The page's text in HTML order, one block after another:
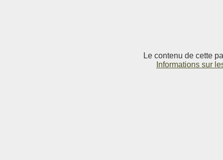
Le contenu de cette
Informations sur